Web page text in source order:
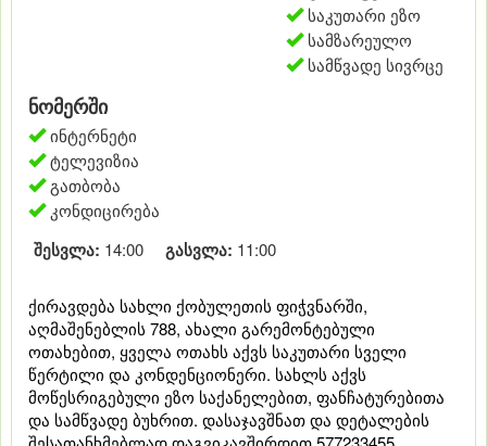
საკუთარი ეზო
სამზარეულო
სამწვადე სივრცე
ნომერში
ინტერნეტი
ტელევიზია
გათბობა
კონდიცირება
შესვლა: 14:00 გასვლა: 11:00
ქირავდება სახლი ქობულეთის ფიჭვნარში,
აღმაშენებლის 788, ახალი გარემონტებული
ოთახებით, ყველა ოთახს აქვს საკუთარი სველი
წერტილი და კონდენციონერი. სახლს აქვს
მოწესრიგებული ეზო საქანელებით, ფანჩატურებითა
და სამწვადე ბუხრით. დასაჯავშნათ და დეტალების